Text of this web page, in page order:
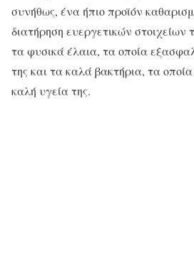
συνήθως, ένα ήπιο προϊόν
διατήρηση ευεργετικών στοιχείων
τα φυσικά έλαια, τα οποία
της και τα καλά βακτήρια, τα
καλή υγεία της.